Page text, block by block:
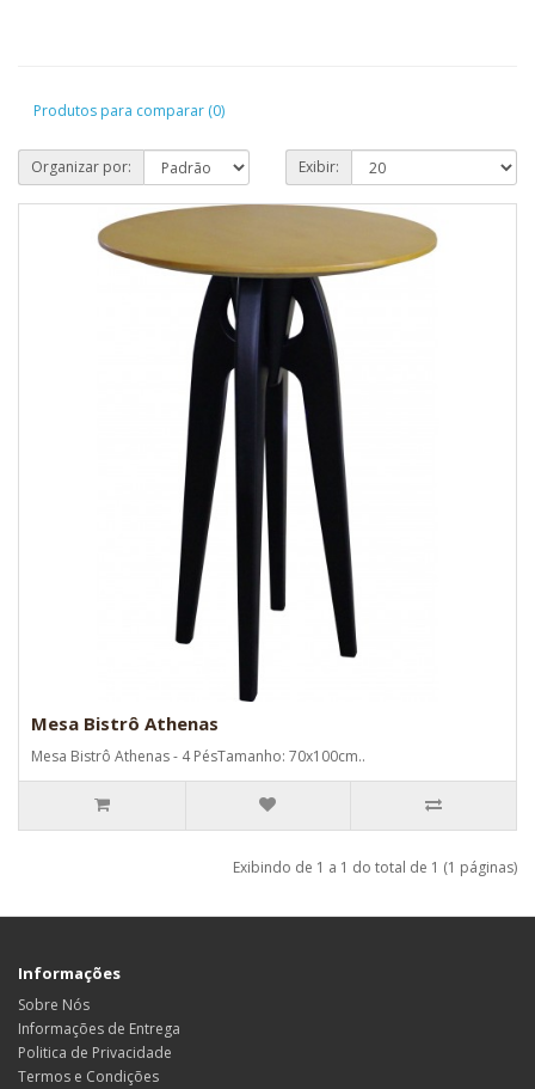
Produtos para comparar (0)
Organizar por: Exibir:
Mesa Bistrô Athenas
Mesa Bistrô Athenas - 4 PésTamanho: 70x100cm..
Exibindo de 1 a 1 do total de 1 (1 páginas)
Informações
Sobre Nós
Informações de Entrega
Politica de Privacidade
Termos e Condições